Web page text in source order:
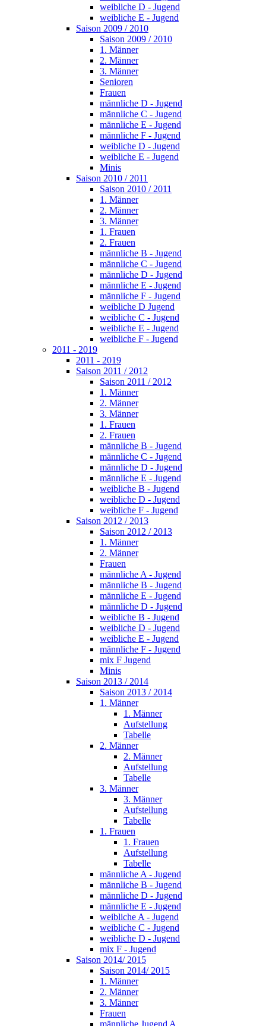
weibliche D - Jugend
weibliche E - Jugend
Saison 2009 / 2010
Saison 2009 / 2010
1. Männer
2. Männer
3. Männer
Senioren
Frauen
männliche D - Jugend
männliche C - Jugend
männliche E - Jugend
männliche F - Jugend
weibliche D - Jugend
weibliche E - Jugend
Minis
Saison 2010 / 2011
Saison 2010 / 2011
1. Männer
2. Männer
3. Männer
1. Frauen
2. Frauen
männliche B - Jugend
männliche C - Jugend
männliche D - Jugend
männliche E - Jugend
männliche F - Jugend
weibliche D Jugend
weibliche C - Jugend
weibliche E - Jugend
weibliche F - Jugend
2011 - 2019
2011 - 2019
Saison 2011 / 2012
Saison 2011 / 2012
1. Männer
2. Männer
3. Männer
1. Frauen
2. Frauen
männliche B - Jugend
männliche C - Jugend
männliche D - Jugend
männliche E - Jugend
weibliche B - Jugend
weibliche D - Jugend
weibliche F - Jugend
Saison 2012 / 2013
Saison 2012 / 2013
1. Männer
2. Männer
Frauen
männliche A - Jugend
männliche B - Jugend
männliche E - Jugend
männliche D - Jugend
weibliche B - Jugend
weibliche D - Jugend
weibliche E - Jugend
männliche F - Jugend
mix F Jugend
Minis
Saison 2013 / 2014
Saison 2013 / 2014
1. Männer
1. Männer
Aufstellung
Tabelle
2. Männer
2. Männer
Aufstellung
Tabelle
3. Männer
3. Männer
Aufstellung
Tabelle
1. Frauen
1. Frauen
Aufstellung
Tabelle
männliche A - Jugend
männliche B - Jugend
männliche D - Jugend
männliche E - Jugend
weibliche A - Jugend
weibliche C - Jugend
weibliche D - Jugend
mix F - Jugend
Saison 2014/ 2015
Saison 2014/ 2015
1. Männer
2. Männer
3. Männer
Frauen